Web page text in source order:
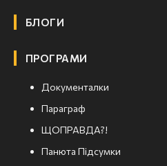
БЛОГИ
ПРОГРАМИ
Документалки
Параграф
ЩОПРАВДА?!
Панюта Підсумки